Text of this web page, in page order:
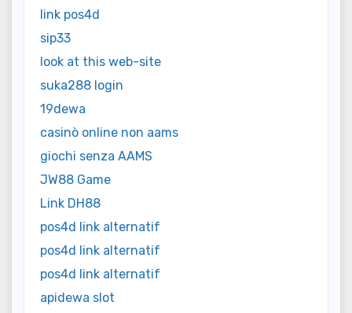
link pos4d
sip33
look at this web-site
suka288 login
19dewa
casinò online non aams
giochi senza AAMS
JW88 Game
Link DH88
pos4d link alternatif
pos4d link alternatif
pos4d link alternatif
apidewa slot